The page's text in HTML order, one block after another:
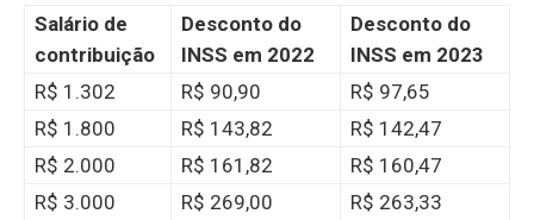
Salário de
contribuição
Desconto do
INSS em 2022
Desconto do
INSS em 2023
R$ 1.302
R$ 90,90
R$ 97,65
R$ 1.800
R$ 143,82
R$ 142,47
R$ 2.000
R$ 161,82
R$ 160,47
R$ 3.000
R$ 269,00
R$ 263,33